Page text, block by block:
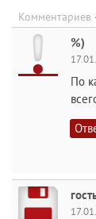
Комментариев
%)
По